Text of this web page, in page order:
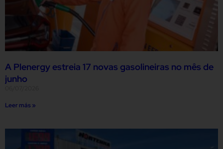
A Plenergy estreia 17 novas gasolineiras no mês de
junho
Leer más »